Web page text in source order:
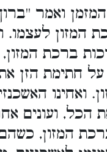
ואמר
לעצמו.
ברכת
על חתימת הזן
ואחינו
ועונים
המזון,